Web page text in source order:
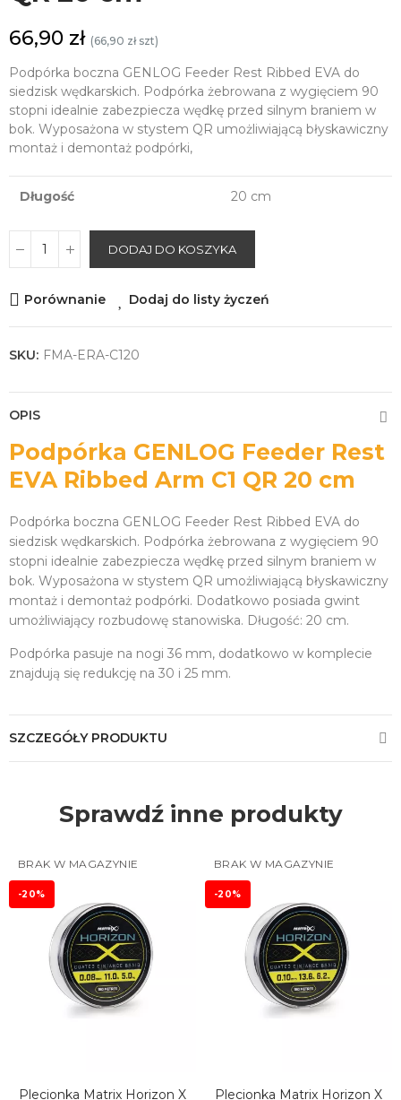
66,90 zł (66,90 zł szt)
Podpórka boczna GENLOG Feeder Rest Ribbed EVA do
siedzisk wędkarskich. Podpórka żebrowana z wygięciem 90
stopni idealnie zabezpiecza wędkę przed silnym braniem w
bok. Wyposażona w stystem QR umożliwiającą błyskawiczny
montaż i demontaż podpórki,
Długość 20 cm
DODAJ DO KOSZYKA
Porównanie Dodaj do listy życzeń
SKU: FMA-ERA-C120
OPIS
Podpórka GENLOG Feeder Rest
EVA Ribbed Arm C1 QR 20 cm
Podpórka boczna GENLOG Feeder Rest Ribbed EVA do
siedzisk wędkarskich. Podpórka żebrowana z wygięciem 90
stopni idealnie zabezpiecza wędkę przed silnym braniem w
bok. Wyposażona w stystem QR umożliwiającą błyskawiczny
montaż i demontaż podpórki. Dodatkowo posiada gwint
umożliwiający rozbudowę stanowiska. Długość: 20 cm.
Podpórka pasuje na nogi 36 mm, dodatkowo w komplecie
znajdują się redukcję na 30 i 25 mm.
SZCZEGÓŁY PRODUKTU
Sprawdź inne produkty
BRAK W MAGAZYNIE
-20%
Plecionka Matrix Horizon X
BRAK W MAGAZYNIE
-20%
Plecionka Matrix Horizon X